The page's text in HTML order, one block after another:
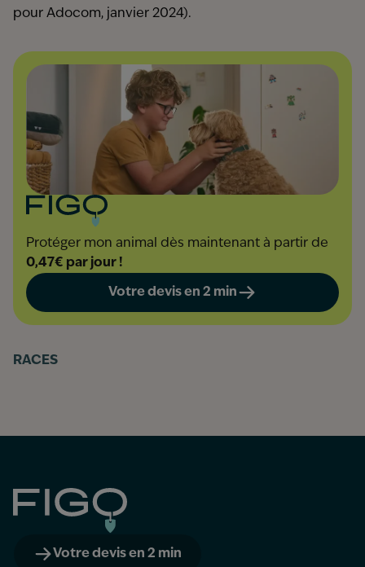
pour Adocom, janvier 2024).
Protéger mon animal dès maintenant à partir de
0,47€ par jour !
Votre devis en 2 min
RACES
Figo
Votre devis en 2 min